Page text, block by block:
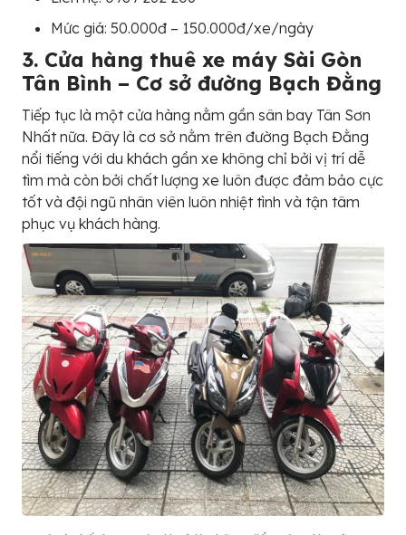
Mức giá: 50.000đ – 150.000đ/xe/ngày
3. Cửa hàng thuê xe máy Sài Gòn
Tân Bình – Cơ sở đường Bạch Đằng
Tiếp tục là một cửa hàng nằm gần sân bay Tân Sơn
Nhất nữa. Đây là cơ sở nằm trên đường Bạch Đằng
nổi tiếng với du khách gần xe không chỉ bởi vị trí dễ
tìm mà còn bởi chất lượng xe luôn được đảm bảo cực
tốt và đội ngũ nhân viên luôn nhiệt tình và tận tâm
phục vụ khách hàng.